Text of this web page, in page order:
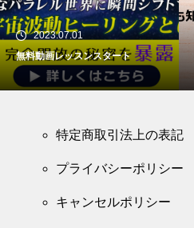
2023.07.01
無料動画レッスンスタート
特定商取引法上の表記
プライバシーポリシー
キャンセルポリシー